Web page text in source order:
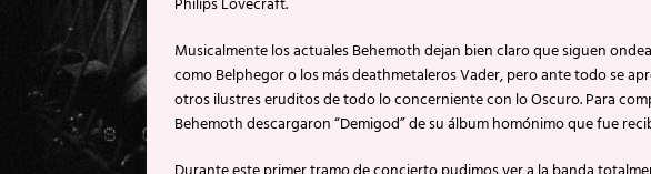
Musicalmente los actuales Behemoth dejan bien claro que siguen
como Belphegor o los más deathmetaleros Vader, pero ante todo se
otros ilustres eruditos de todo lo concerniente con lo Oscuro. Para
Behemoth descargaron “Demigod” de su álbum homónimo que fue